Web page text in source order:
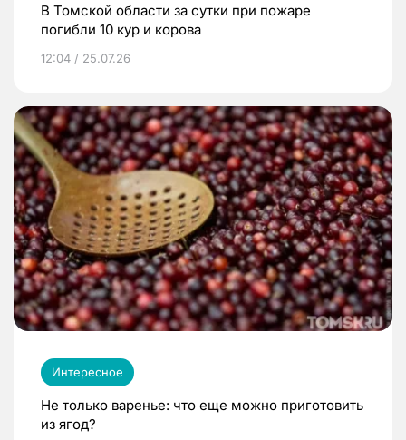
В Томской области за сутки при пожаре
погибли 10 кур и корова
12:04 / 25.07.26
Интересное
Не только варенье: что еще можно приготовить
из ягод?